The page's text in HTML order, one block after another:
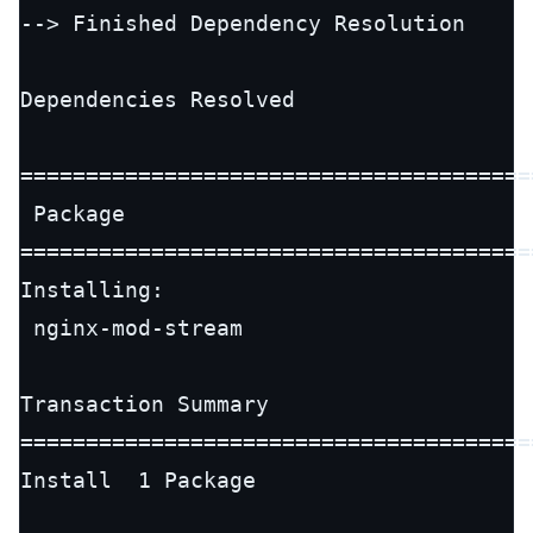
--> Finished Dependency Resolution
Dependencies Resolved
Package
Installing:
nginx-mod-stream
Transaction Summary
Install  1 Package